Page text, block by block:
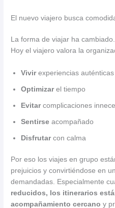
El nuevo viajero busca
La forma de viajar ha cambiado.
Hoy el viajero valora la
Vivirexperiencias auténticas
Optimizarel tiempo
Evitarcomplicaciones
Sentirse acompañado
Disfrutarcon calma
Por eso los viajes en grupo
prejuicios y convirtiéndose en
demandadas. Especialmente
reducidos, los itinerarios
acompañamiento cercano y